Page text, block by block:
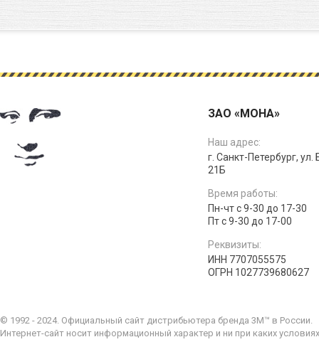
ЗАО «МОНА»
Наш адрес:
г. Санкт-Петербург,
21Б
Время работы:
Пн-чт с 9-30 до 17-30
Пт с 9-30 до 17-00
Реквизиты:
ИНН 7707055575
ОГРН 1027739680627
© 1992 - 2024. Официальный сайт дистрибьютера бренда 3M™ в России.
Интернет-сайт носит информационный характер и ни при каких